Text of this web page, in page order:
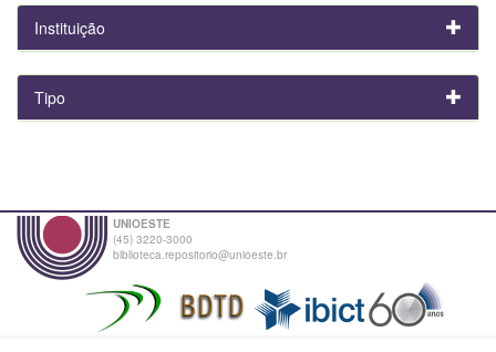
Instituição
Tipo
UNIOESTE
(45) 3220-3000
biblioteca.repositorio@unioeste.br